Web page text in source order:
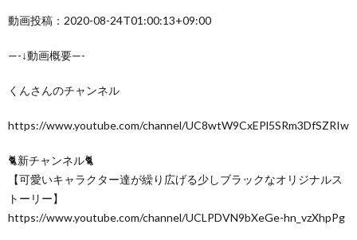
動画投稿：2020-08-24T01:00:13+09:00
—-↓動画概要—-
くんさんのチャンネル
https://www.youtube.com/channel/UC8wtW9CxEPl5SRm3DfSZRIw
🐈新チャンネル🐈
【可愛いキャラクター達が繰り広げる少しブラックなオリジナルス
トーリー】
https://www.youtube.com/channel/UCLPDVN9bXeGe-hn_vzXhpPg